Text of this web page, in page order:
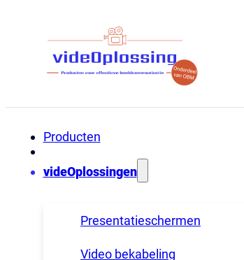
Producten
videOplossingen
Presentatieschermen
Video bekabeling